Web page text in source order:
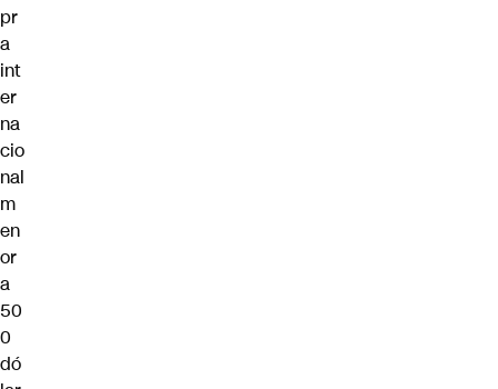
pr
a
int
er
na
cio
nal
m
en
or
a
50
0
dó